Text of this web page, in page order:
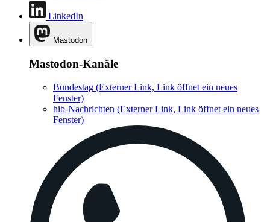
LinkedIn
Mastodon
Mastodon-Kanäle
Bundestag (Externer Link, Link öffnet ein neues
Fenster)
hib-Nachrichten (Externer Link, Link öffnet ein neues
Fenster)